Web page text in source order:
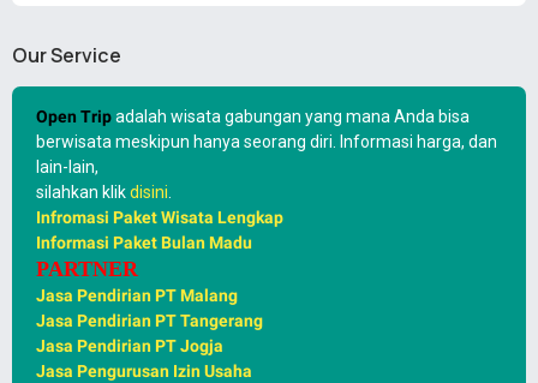
Our Service
Open Tripadalah wisata gabungan yang mana Anda bisa
berwisata meskipun hanya seorang diri. Informasi harga, dan
lain-lain,
silahkan klikdisini.
Infromasi Paket Wisata Lengkap
Informasi Paket Bulan Madu
PARTNER
Jasa Pendirian PT Malang
Jasa Pendirian PT Tangerang
Jasa Pendirian PT Jogja
Jasa Pengurusan Izin Usaha